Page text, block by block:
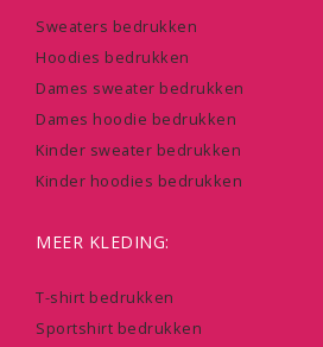
Sweaters bedrukken
Hoodies bedrukken
Dames sweater bedrukken
Dames hoodie bedrukken
Kinder sweater bedrukken
Kinder hoodies bedrukken
MEER KLEDING:
T-shirt bedrukken
Sportshirt bedrukken